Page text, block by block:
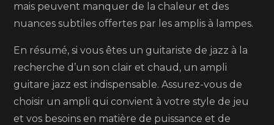
mais peuvent manquer de la chaleur et des
nuances subtiles offertes par les amplis à lampes.
En résumé, si vous êtes un guitariste de jazz à la
recherche d’un son clair et chaud, un ampli
guitare jazz est indispensable. Assurez-vous de
choisir un ampli qui convient à votre style de jeu
et vos besoins en matière de puissance et de